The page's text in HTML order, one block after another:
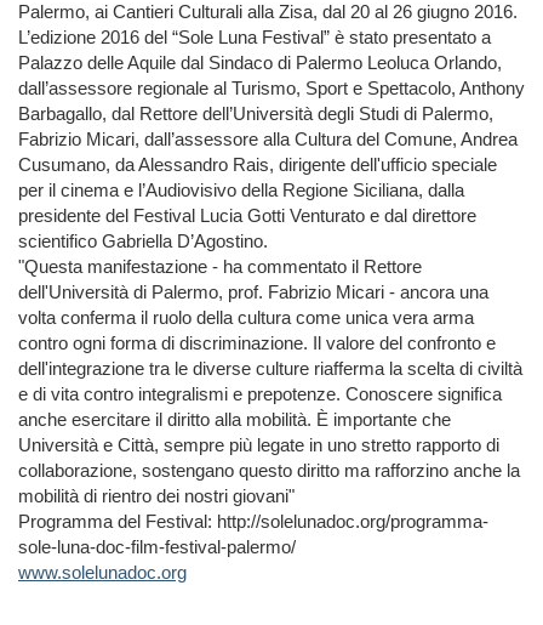
Palermo, ai Cantieri Culturali alla Zisa, dal 20 al 26 giugno 2016.
L’edizione 2016 del “Sole Luna Festival” è stato presentato a
Palazzo delle Aquile dal Sindaco di Palermo Leoluca Orlando,
dall’assessore regionale al Turismo, Sport e Spettacolo, Anthony
Barbagallo, dal Rettore dell’Università degli Studi di Palermo,
Fabrizio Micari, dall’assessore alla Cultura del Comune, Andrea
Cusumano, da Alessandro Rais, dirigente dell'ufficio speciale
per il cinema e l’Audiovisivo della Regione Siciliana, dalla
presidente del Festival Lucia Gotti Venturato e dal direttore
scientifico Gabriella D’Agostino.
"Questa manifestazione - ha commentato il Rettore
dell'Università di Palermo, prof. Fabrizio Micari - ancora una
volta conferma il ruolo della cultura come unica vera arma
contro ogni forma di discriminazione. Il valore del confronto e
dell'integrazione tra le diverse culture riafferma la scelta di civiltà
e di vita contro integralismi e prepotenze. Conoscere significa
anche esercitare il diritto alla mobilità. È importante che
Università e Città, sempre più legate in uno stretto rapporto di
collaborazione, sostengano questo diritto ma rafforzino anche la
mobilità di rientro dei nostri giovani"
Programma del Festival: http://solelunadoc.org/programma-
sole-luna-doc-film-festival-palermo/
www.solelunadoc.org